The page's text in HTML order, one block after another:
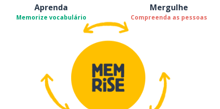
Aprenda
Memorize vocabulário
Mergulhe
Compreenda as pessoas